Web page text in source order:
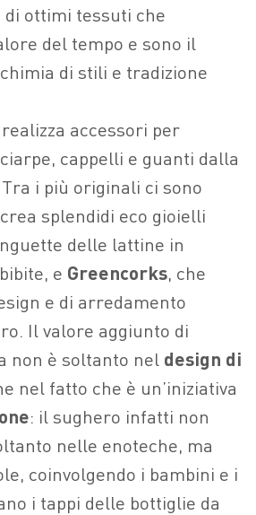
ottimi tessuti che
del tempo e sono il
di stili e tradizione
realizza accessori per
cappelli e guanti dalla
i più originali ci sono
splendidi eco gioielli
delle lattine in
e Greencorks, che
e di arredamento
Il valore aggiunto di
non è soltanto nel design di
nel fatto che è un’iniziativa
: il sughero infatti non
nelle enoteche, ma
coinvolgendo i bambini e i
i tappi delle bottiglie da